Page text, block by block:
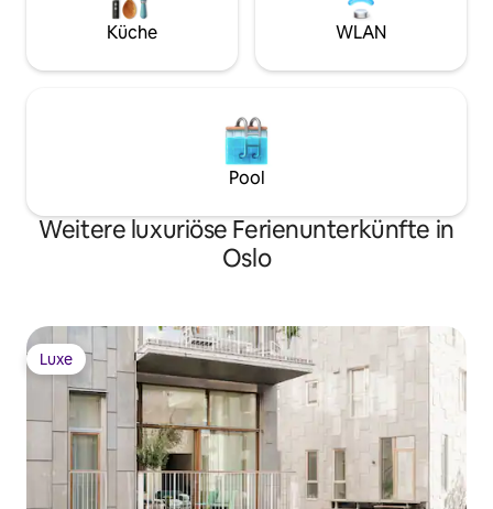
& BATHROOM • Bedroom 1 - Primary:
King size bed, Ensuite bathroom with
Television • Bedroom 2: Queen size bed
deg som ønsker
hjertet av
Küche WLAN
Pool
Weitere luxuriöse Ferienunterkünfte in
Oslo
Luxe
Luxe